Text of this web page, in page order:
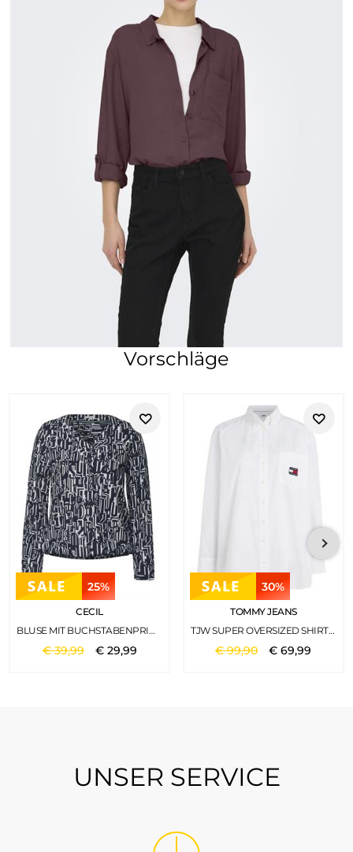
Vorschläge
25%
CECIL
BLUSE MIT BUCHSTABENPRINT DEEP BLUE
€39,99 € 29,99
30%
TOMMY JEANS
TJW SUPER OVERSIZED SHIRT WHITE
€99,90 €69,99
UNSER SERVICE